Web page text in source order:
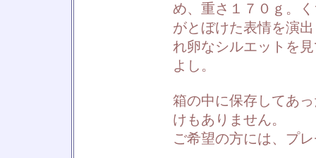
め、重さ１７０ｇ。
がとぼけた表情を演
れ卵なシルエットを
よし。
箱の中に保存してあ
けもありません。
ご希望の方には、プ